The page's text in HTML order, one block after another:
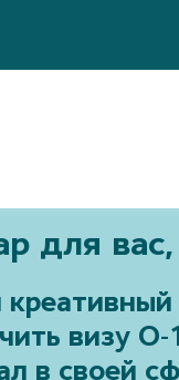
для
визу O-
в своей